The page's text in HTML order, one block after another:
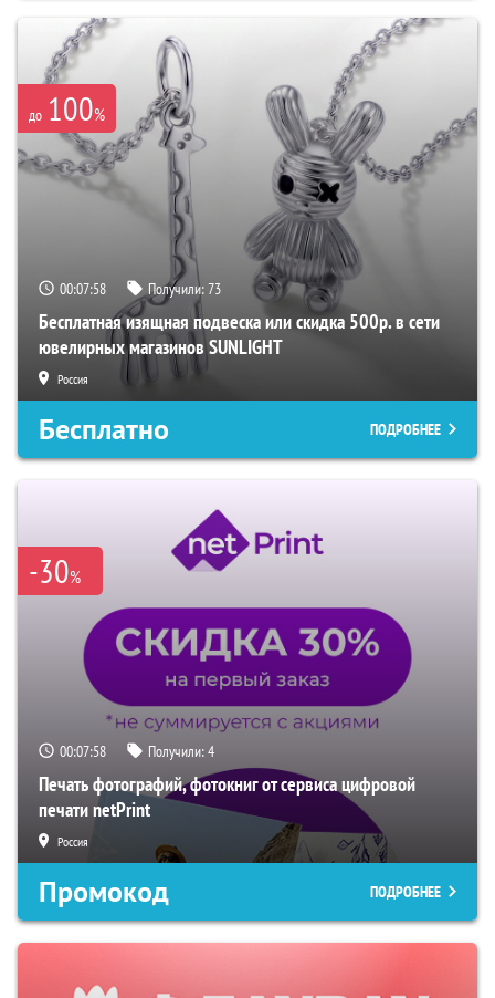
до 100%
00:07:57 Получили:73
Бесплатная изящная подвеска или скидка 500р. в сети
ювелирных магазинов SUNLIGHT
Россия
Бесплатно ПОДРОБНЕЕ
-30%
00:07:57 Получили:4
Печать фотографий, фотокниг от сервиса цифровой
печати netPrint
Россия
Промокод ПОДРОБНЕЕ